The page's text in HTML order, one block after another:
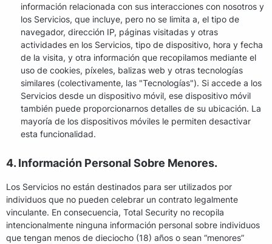
información relacionada con sus interacciones con nosotros y
los Servicios, que incluye, pero no se limita a, el tipo de
navegador, dirección IP, páginas visitadas y otras
actividades en los Servicios, tipo de dispositivo, hora y fecha
de la visita, y otra información que recopilamos mediante el
uso de cookies, píxeles, balizas web y otras tecnologías
similares (colectivamente, las "Tecnologías"). Si accede a los
Servicios desde un dispositivo móvil, ese dispositivo móvil
también puede proporcionarnos detalles de su ubicación. La
mayoría de los dispositivos móviles le permiten desactivar
esta funcionalidad.
4. Información Personal Sobre Menores.
Los Servicios no están destinados para ser utilizados por
individuos que no pueden celebrar un contrato legalmente
vinculante. En consecuencia, Total Security no recopila
intencionalmente ninguna información personal sobre individuos
que tengan menos de dieciocho (18) años o sean “menores”